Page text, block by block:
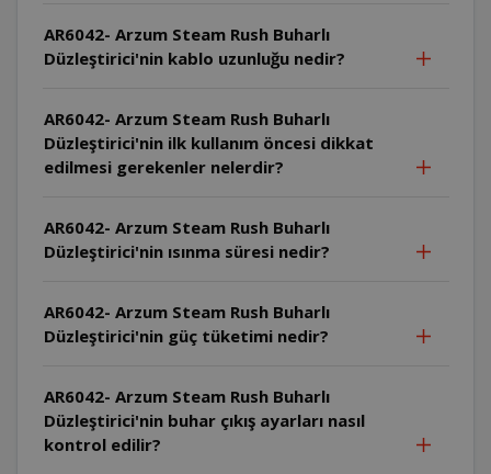
AR6042- Arzum Steam Rush Buharlı
Düzleştirici'nin kablo uzunluğu nedir?
AR6042- Arzum Steam Rush Buharlı
Düzleştirici'nin ilk kullanım öncesi dikkat
edilmesi gerekenler nelerdir?
AR6042- Arzum Steam Rush Buharlı
Düzleştirici'nin ısınma süresi nedir?
AR6042- Arzum Steam Rush Buharlı
Düzleştirici'nin güç tüketimi nedir?
AR6042- Arzum Steam Rush Buharlı
Düzleştirici'nin buhar çıkış ayarları nasıl
kontrol edilir?